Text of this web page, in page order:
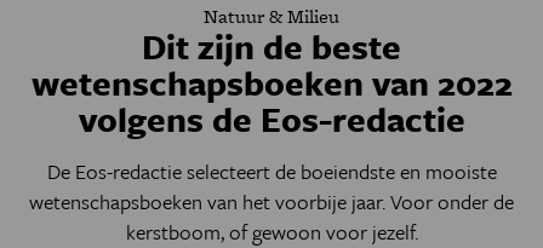
Natuur & Milieu
Dit zijn de beste
wetenschapsboeken van 2022
volgens de Eos-redactie
De Eos-redactie selecteert de boeiendste en mooiste
wetenschapsboeken van het voorbije jaar. Voor onder de
kerstboom, of gewoon voor jezelf.